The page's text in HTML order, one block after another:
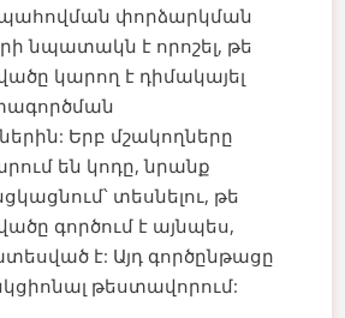
փորձարկման
նպատակն է որոշել, թե
կարող է դիմակայել
Երբ մշակողները
են կոդը, նրանք
տեսնելու, թե
գործում է այնպես,
է: Այդ գործընթացը
թեստավորում: